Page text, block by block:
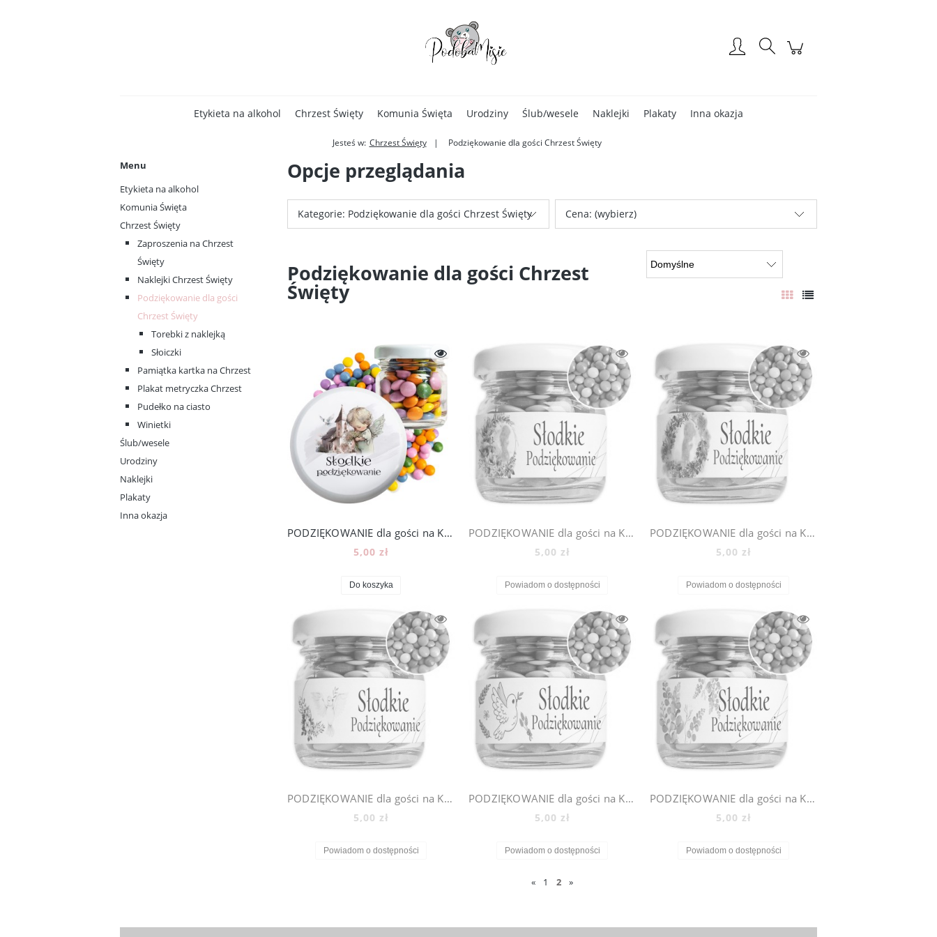
Etykieta na alkohol Chrzest Święty Komunia Święta Urodziny Ślub/wesele Naklejki Plakaty Inna okazja
Jesteś w: Chrzest Święty Podziękowanie dla gości Chrzest Święty
Menu
Etykieta na alkohol
Komunia Święta
Chrzest Święty
Zaproszenia na Chrzest
Święty
Naklejki Chrzest Święty
Podziękowanie dla gości
Chrzest Święty
Torebki z naklejką
Słoiczki
Pamiątka kartka na Chrzest
Plakat metryczka Chrzest
Pudełko na ciasto
Winietki
Ślub/wesele
Urodziny
Naklejki
Plakaty
Inna okazja
Opcje przeglądania
Kategorie: Podziękowanie dla gości Chrzest Święty Cena: (wybierz)
Podziękowanie dla gości Chrzest
Święty
PODZIĘKOWANIE dla gości na KOMUNIĘ ŚLUB CHRZEST - mini słoiczki + cukierki lentilki, 211_3
5,00 zł
Do koszyka
PODZIĘKOWANIE dla gości na KOMUNIĘ ŚLUB CHRZEST - mini słoiczki + cukierki lentilki, 500_1
5,00 zł
Powiadom o dostępności
PODZIĘKOWANIE dla gości na KOMUNIĘ ŚLUB CHRZEST - mini słoiczki + cukierki lentilki, 500_2
5,00 zł
Powiadom o dostępności
PODZIĘKOWANIE dla gości na KOMUNIĘ ŚLUB CHRZEST - mini słoiczki + cukierki lentilki, 500_3
5,00 zł
Powiadom o dostępności
PODZIĘKOWANIE dla gości na KOMUNIĘ ŚLUB CHRZEST - mini słoiczki + cukierki lentilki, 500_4
5,00 zł
Powiadom o dostępności
PODZIĘKOWANIE dla gości na KOMUNIĘ ŚLUB CHRZEST - mini słoiczki + cukierki lentilki, 500_7
5,00 zł
Powiadom o dostępności
« 1 2 »